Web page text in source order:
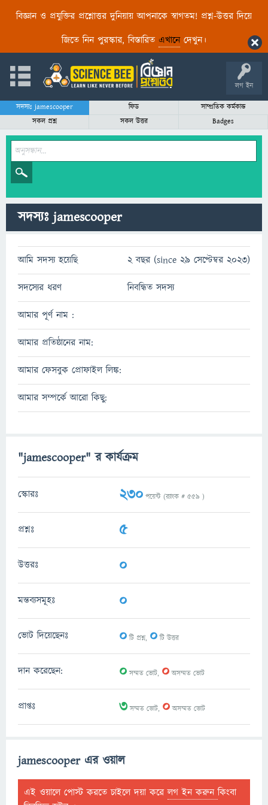
বিজ্ঞান ও প্রযুক্তির প্রশ্নোত্তর দুনিয়ায় আপনাকে স্বাগতম! প্রশ্ন-উত্তর দিয়ে
জিতে নিন পুরস্কার, বিস্তারিত এখানেদেখুন।
লগ ইন
সদস্যঃ jamescooper ফিড
সাম্প্রতিক কর্মকান্ড
সকল প্রশ্ন
সকল উত্তর Badges
সদস্যঃ jamescooper
আমি সদস্য হয়েছি 2 বছর (since 29 সেপ্টেম্বর 2023)
সদস্যের ধরণ নিবন্ধিত সদস্য
আমার পূর্ণ নাম :
আমার প্রতিষ্ঠানের নাম:
আমার ফেসবুক প্রোফাইল লিঙ্ক:
আমার সম্পর্কে আরো কিছু:
"jamescooper" র কার্যক্রম
স্কোরঃ 230 পয়েন্ট (র‌্যাংক # 559 )
প্রশ্নঃ 5
উত্তরঃ 0
মন্তব্যসমূহঃ 0
ভোট দিয়েছেনঃ 0টি প্রশ্ন, 0টি উত্তর
দান করেছেন: 0সম্মত ভোট, 0অসম্মত ভোট
প্রাপ্তঃ 3সম্মত ভোট, 0অসম্মত ভোট
jamescooper এর ওয়াল
এই ওয়ালে পোস্ট করতে চাইলে দয়া করেলগ ইন করুনকিংবা